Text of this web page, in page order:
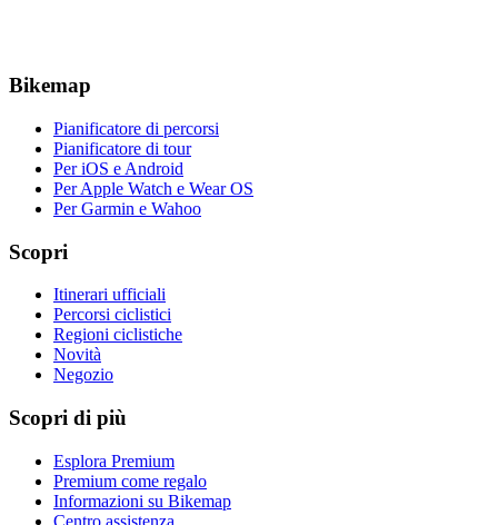
Bikemap
Pianificatore di percorsi
Pianificatore di tour
Per iOS e Android
Per Apple Watch e Wear OS
Per Garmin e Wahoo
Scopri
Itinerari ufficiali
Percorsi ciclistici
Regioni ciclistiche
Novità
Negozio
Scopri di più
Esplora Premium
Premium come regalo
Informazioni su Bikemap
Centro assistenza